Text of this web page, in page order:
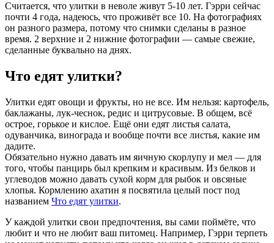
Считается, что улитки в неволе живут 5-10 лет. Гэрри сейчас
почти 4 года, надеюсь, что проживёт все 10. На фотографиях
он разного размера, потому что снимки сделаны в разное
время. 2 верхние и 2 нижние фотографии — самые свежие,
сделанные буквально на днях.
Что едят улитки?
Улитки едят овощи и фрукты, но не все. Им нельзя: картофель,
баклажаны, лук-чеснок, редис и цитрусовые. В общем, всё
острое, горькое и кислое. Ещё они едят листья салата,
одуванчика, винограда и вообще почти все листья, какие им
дадите.
Обязательно нужно давать им яичную скорлупу и мел — для
того, чтобы панцирь был крепким и красивым. Из белков и
углеводов можно давать сухой корм для рыбок и овсяные
хлопья. Кормлению ахатин я посвятила целый пост под
названием Что едят улитки.
У каждой улитки свои предпочтения, вы сами поймёте, что
любит и что не любит ваш питомец. Например, Гэрри терпеть